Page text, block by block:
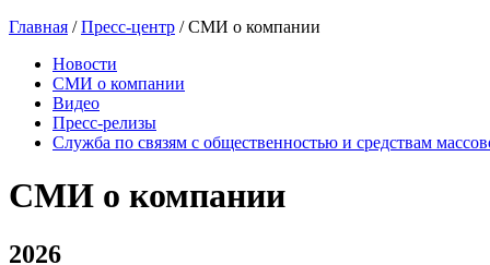
Главная /Пресс-центр / СМИ о компании
Новости
СМИ о компании
Видео
Пресс-релизы
Служба по связям с общественностью и средствам
СМИ о компании
2026